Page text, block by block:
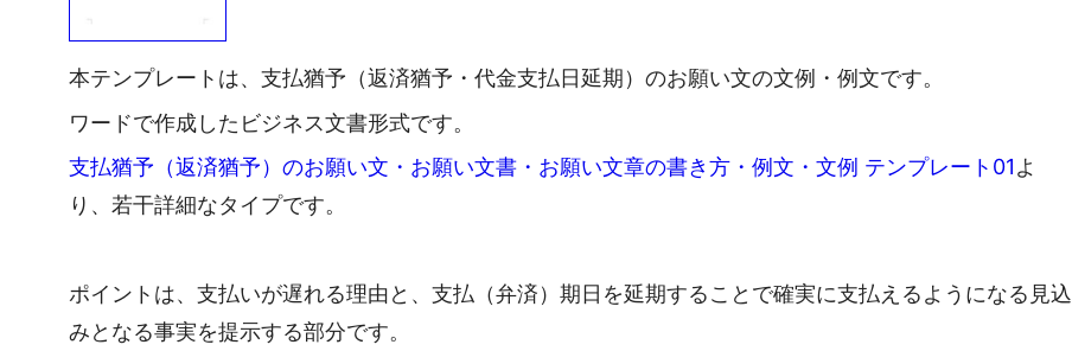
本テンプレートは、支払猶予（返済猶予・代金支払日延期）のお願い文の文例・例文です。
ワードで作成したビジネス文書形式です。
支払猶予（返済猶予）のお願い文・お願い文書・お願い文章の書き方・例文・文例 テンプレート01よ
り、若干詳細なタイプです。
ポイントは、支払いが遅れる理由と、支払（弁済）期日を延期することで確実に支払えるようになる見込
みとなる事実を提示する部分です。